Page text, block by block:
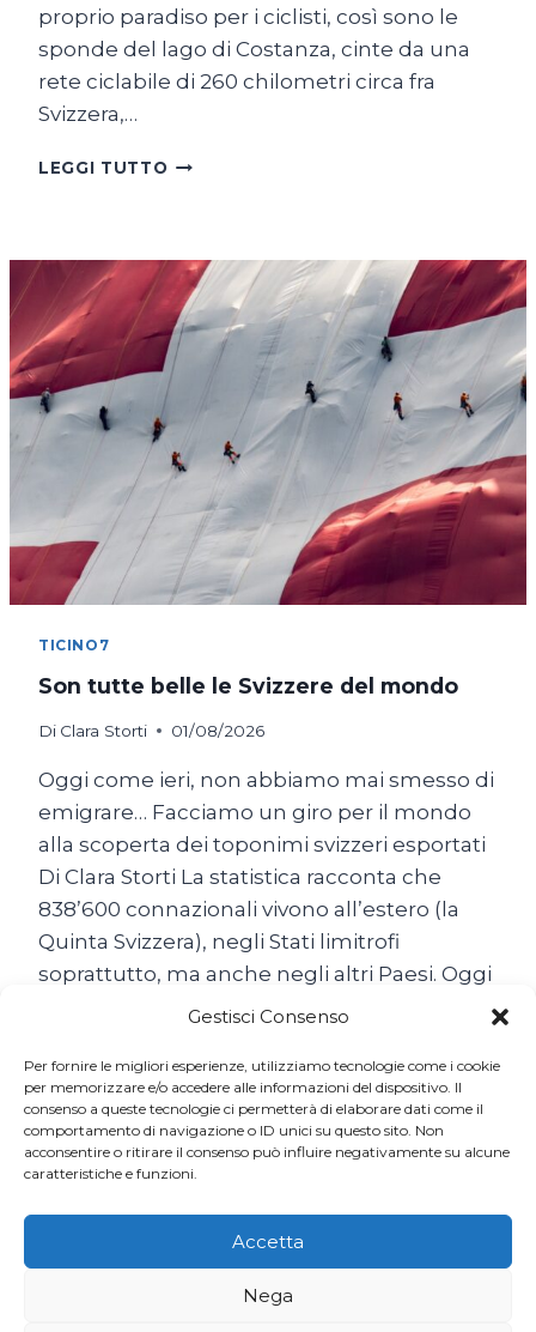
Gestisci Consenso
Per fornire le migliori esperienze, utilizziamo tecnologie come i cookie
per memorizzare e/o accedere alle informazioni del dispositivo. Il
consenso a queste tecnologie ci permetterà di elaborare dati come il
comportamento di navigazione o ID unici su questo sito. Non
acconsentire o ritirare il consenso può influire negativamente su alcune
caratteristiche e funzioni.
Accetta
Nega
proprio paradiso per i ciclisti, così sono le
sponde del lago di Costanza, cinte da una
rete ciclabile di 260 chilometri circa fra
Svizzera,…
LEGGI TUTTO SUL
IN
BICICLETTA
TICINO7
Son tutte belle le Svizzere del mondo
Di Clara Storti 01/08/2026
Oggi come ieri, non abbiamo mai smesso di
emigrare… Facciamo un giro per il mondo
alla scoperta dei toponimi svizzeri esportati
Di Clara Storti La statistica racconta che
838’600 connazionali vivono all’estero (la
Quinta Svizzera), negli Stati limitrofi
soprattutto, ma anche negli altri Paesi. Oggi
come ieri, non abbiamo mai smesso di
LEGGI TUTTOSON
TUTTE
BELLE
LE
DEL
MONDO